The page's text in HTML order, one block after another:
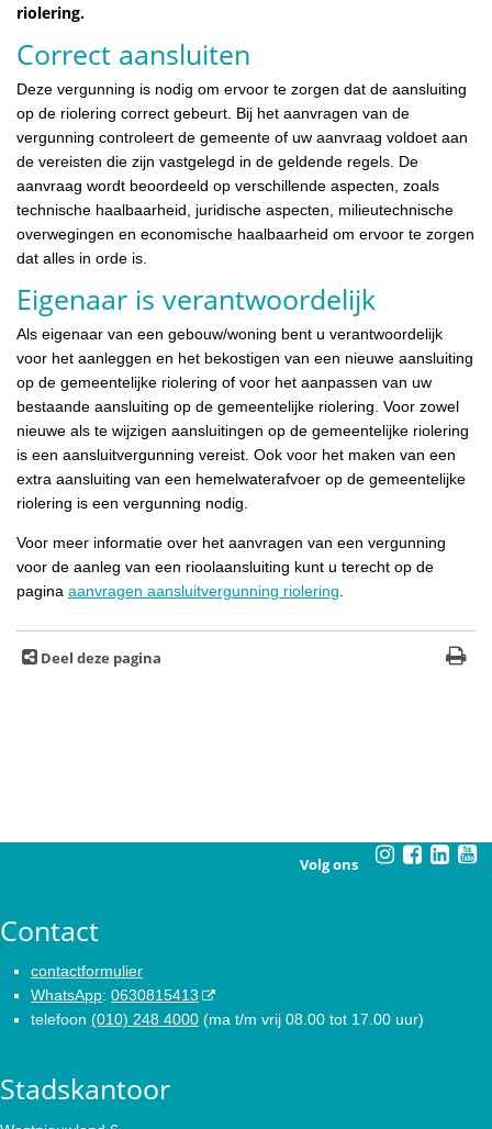
riolering.
Correct aansluiten
Deze vergunning is nodig om ervoor te zorgen dat de aansluiting
op de riolering correct gebeurt. Bij het aanvragen van de
vergunning controleert de gemeente of uw aanvraag voldoet aan
de vereisten die zijn vastgelegd in de geldende regels. De
aanvraag wordt beoordeeld op verschillende aspecten, zoals
technische haalbaarheid, juridische aspecten, milieutechnische
overwegingen en economische haalbaarheid om ervoor te zorgen
dat alles in orde is.
Eigenaar is verantwoordelijk
Als eigenaar van een gebouw/woning bent u verantwoordelijk
voor het aanleggen en het bekostigen van een nieuwe aansluiting
op de gemeentelijke riolering of voor het aanpassen van uw
bestaande aansluiting op de gemeentelijke riolering. Voor zowel
nieuwe als te wijzigen aansluitingen op de gemeentelijke riolering
is een aansluitvergunning vereist. Ook voor het maken van een
extra aansluiting van een hemelwaterafvoer op de gemeentelijke
riolering is een vergunning nodig.
Voor meer informatie over het aanvragen van een vergunning
voor de aanleg van een rioolaansluiting kunt u terecht op de
pagina aanvragen aansluitvergunning riolering
Deel deze pagina
Volg ons
Contact
contactformulier
WhatsApp: 0630815413
telefoon (010) 248 4000 (ma t/m vrij 08.00 tot 17.00 uur)
Stadskantoor